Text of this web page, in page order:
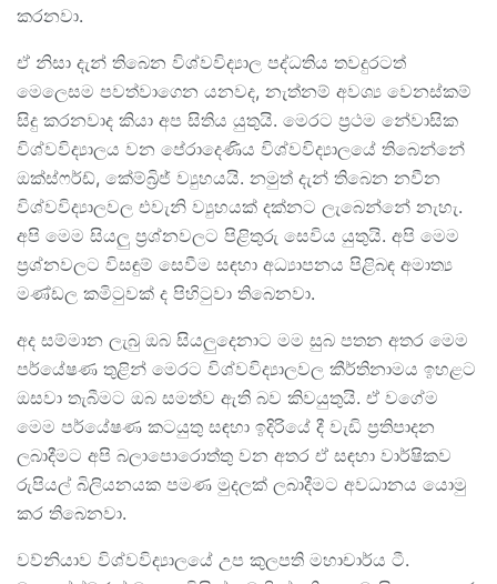
කරනවා.
ඒ නිසා දැන් තිබෙන විශ්වවිද්‍යාල පද්ධතිය තවදුරටත්
මෙලෙසම පවත්වාගෙන යනවද, නැත්නම් අවශ්‍ය වෙනස්කම්
සිදු කරනවාද කියා අප සිතිය යුතුයි. මෙරට ප්‍රථම නේවාසික
විශ්වවිද්‍යාලය වන පේරාදෙණිය විශ්වවිද්‍යාලයේ තිබෙන්නේ
ඔක්ස්ෆර්ඩ්, කේම්බ්‍රිජ් ව්‍යුහයයි. නමුත් දැන් තිබෙන නවීන
විශ්වවිද්‍යාලවල එවැනි ව්‍යුහයක් දක්නට ලැබෙන්නේ නැහැ.
අපි මෙම සියලු ප්‍රශ්නවලට පිළිතුරු සෙවිය යුතුයි. අපි මෙම
ප්‍රශ්නවලට විසඳුම් සෙවීම සඳහා අධ්‍යාපනය පිළිබඳ අමාත්‍ය
මණ්ඩල කමිටුවක් ද පිහිටුවා තිබෙනවා.
අද සම්මාන ලැබු ඔබ සියලුදෙනාට මම සුබ පතන අතර මෙම
පර්යේෂණ තුළින් මෙරට විශ්වවිද්‍යාලවල කීර්තිනාමය ඉහළට
ඔසවා තැබීමට ඔබ සමත්ව ඇති බව කිවයුතුයි. ඒ වගේම
මෙම පර්යේෂණ කටයුතු සඳහා ඉදිරියේ දී වැඩි ප්‍රතිපාදන
ලබාදීමට අපි බලාපොරොත්තු වන අතර ඒ සඳහා වාර්ෂිකව
රුපියල් බිලියනයක පමණ මුදලක් ලබාදීමට අවධානය යොමු
කර තිබෙනවා.
වව්නියාව විශ්වවිද්‍යාලයේ උප කුලපති මහාචාර්ය ටී.